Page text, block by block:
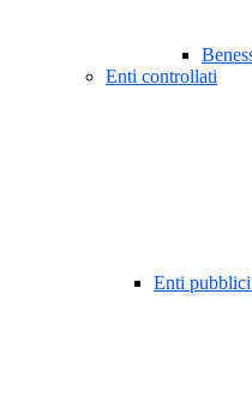
Enti controllati
Enti